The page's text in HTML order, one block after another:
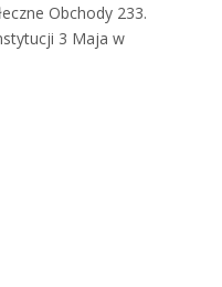
Obchody 233.
3 Maja w